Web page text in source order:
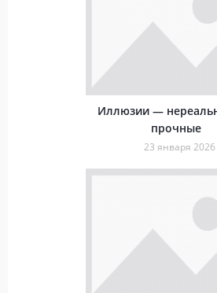
Иллюзии —
прочные
23 января 2026